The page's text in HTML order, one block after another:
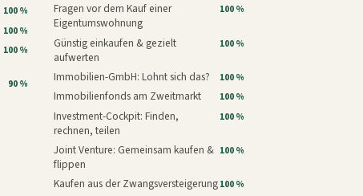
100 %
100 %
100 %
90 %
Fragen vor dem Kauf einer
Eigentumswohnung
100 %
Günstig einkaufen & gezielt
aufwerten
100 %
Immobilien-GmbH: Lohnt sich das? 100 %
Immobilienfonds am Zweitmarkt 100 %
Investment-Cockpit: Finden,
rechnen, teilen
100 %
Joint Venture: Gemeinsam kaufen &
flippen
100 %
Kaufen aus der Zwangsversteigerung100 %